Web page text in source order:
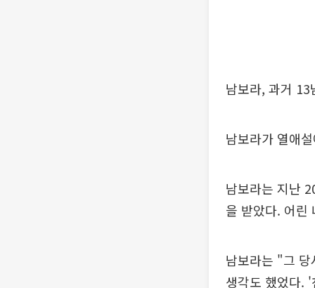
남보라, 과거
남보라가 열애
남보라는 지난
을 받았다. 어린
남보라는 "그
생각도 했었다.